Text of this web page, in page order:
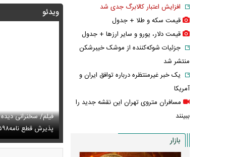
ویدئو
رهبر شهید درباره احتمال اسارت مجتبی و مصطفی
فیلم/ سخنرانی
پذیرش قطع نامه۵۹۸
عکس دیده‌نشده
افزایش اعتبار کالابرگ جدی شد
قیمت سکه و طلا + جدول
قیمت دلار، یورو و سایر ارز‌ها + جدول
جزئیات شوکه‌کننده از موشک خیبرشکن
منتشر شد
یک خبر غیرمنتظره درباره توافق ایران و
آمریکا
مسافران متروی تهران این نقشه جدید را
ببینند
بازار